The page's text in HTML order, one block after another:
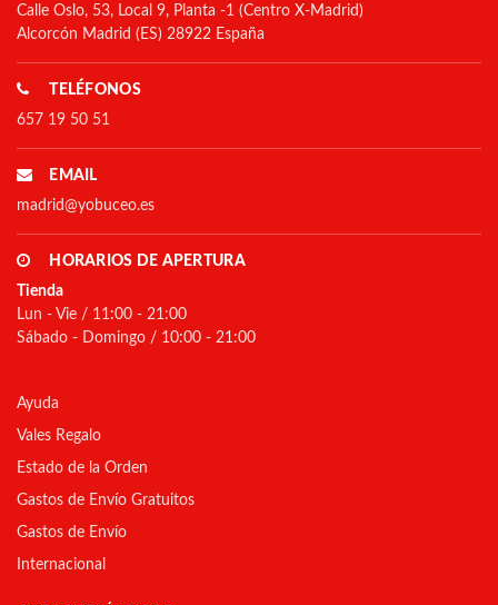
Calle Oslo, 53, Local 9, Planta -1 (Centro X-Madrid)
Alcorcón Madrid (ES) 28922 España
TELÉFONOS
657 19 50 51
EMAIL
madrid@yobuceo.es
HORARIOS DE APERTURA
Tienda
Lun - Vie / 11:00 - 21:00
Sábado - Domingo / 10:00 - 21:00
Ayuda
Vales Regalo
Estado de la Orden
Gastos de Envío Gratuitos
Gastos de Envío
Internacional